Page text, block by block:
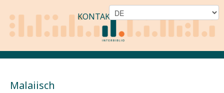
KONTAKT
Malaiisch